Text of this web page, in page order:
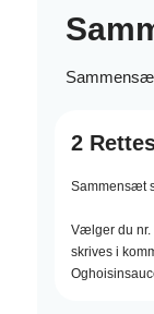
2
Sammensæt
Vælger du nr.
skrives i